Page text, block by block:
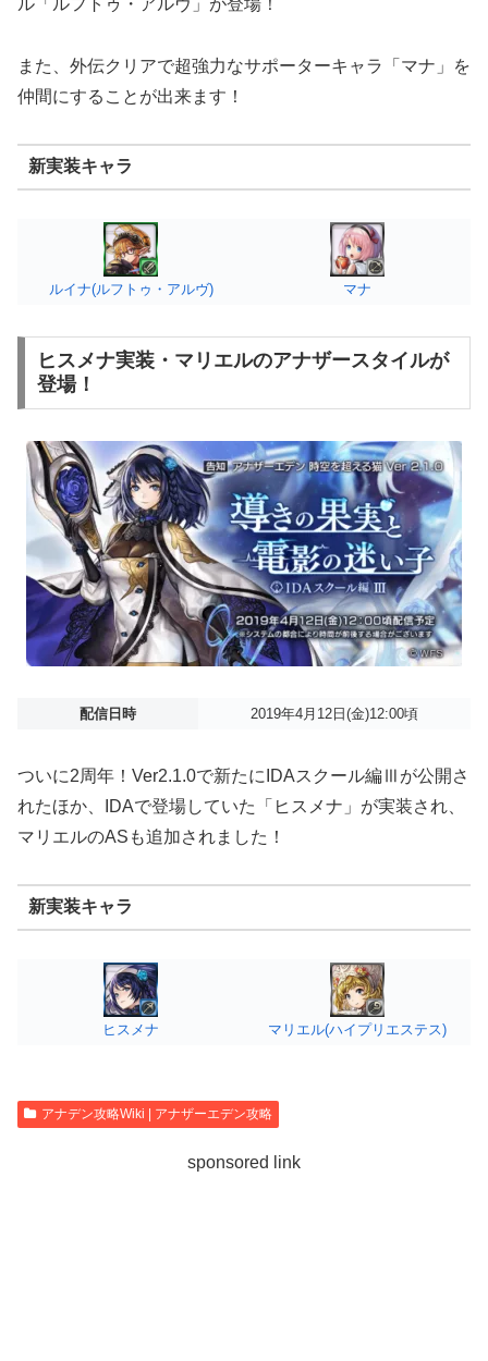
ル「ルフトゥ・アルヴ」が登場！
また、外伝クリアで超強力なサポーターキャラ「マナ」を
仲間にすることが出来ます！
新実装キャラ
ルイナ(ルフトゥ・アルヴ) マナ
ヒスメナ実装・マリエルのアナザースタイルが
登場！
配信日時 2019年4月12日(金)12:00頃
ついに2周年！Ver2.1.0で新たにIDAスクール編Ⅲが公開さ
れたほか、IDAで登場していた「ヒスメナ」が実装され、
マリエルのASも追加されました！
新実装キャラ
ヒスメナ マリエル(ハイプリエステス)
アナデン攻略Wiki | アナザーエデン攻略
sponsored link